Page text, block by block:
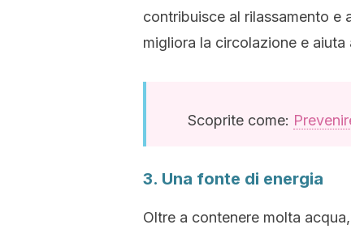
contribuisce al rilassamento e
migliora la circolazione e
Scoprite come:
3. Una fonte di energia
Oltre a contenere molta